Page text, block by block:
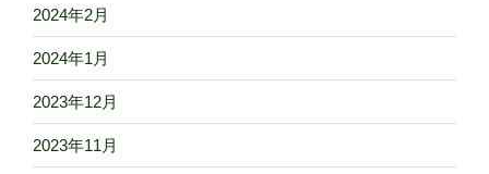
2024年2月
2024年1月
2023年12月
2023年11月